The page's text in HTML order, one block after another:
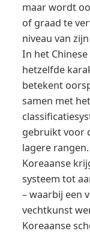
maar wordt
of graad te
niveau van
In het
hetzelfde
betekent
samen met
gebruikt voor
lagere rangen.
Koreaanse
systeem tot
– waarbij een
vechtkunst
Koreaanse